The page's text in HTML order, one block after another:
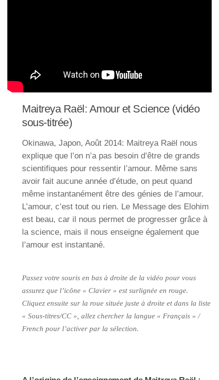
Maitreya Raël: Amour et Science (vidéo
sous-titrée)
Okinawa, Japon, Août 2014: Maitreya Raël nous
explique que l’on n’a pas besoin d’être de grands
scientifiques pour ressentir l’amour. Même sans
avoir fait aucune année d’étude, on peut quand
même instantanément être des génies de l’amour.
L’amour, c’est tout ou rien. Le Message des Elohim
est beau, car il nous permet de progresser grâce à
la science, mais il nous enseigne également que
l’amour est instantané.
Passez votre souris en bas à droite de la vidéo pour vous
assurez que l’icône « Clavier » est surlignée en rouge.
Cliquez ensuite sur la roue située juste à droite et dans la liste
« Sous-titres/CC », allez chercher la langue « Français » /
French pour l’activer par la sélection.